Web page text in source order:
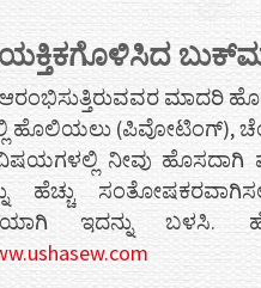
ಮಾದರಿ
ಹೊಲಿಯಲು (ಪಿವೋಟಿಂಗ್),
ನೀವು ಹೊಸದಾಗಿ
ಹೆಚ್ಚು
ಇದನ್ನು ಬಳಸಿ.